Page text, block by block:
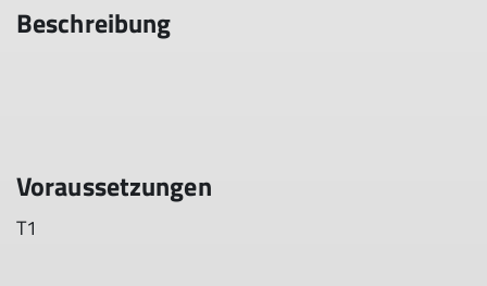
Beschreibung
Voraussetzungen
T1